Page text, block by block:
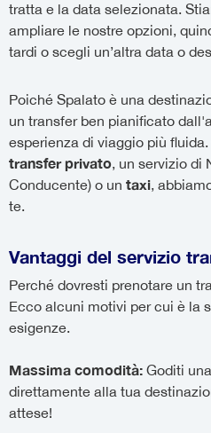
tratta e la data selezionata.
ampliare le nostre opzioni,
tardi o scegli un’altra data o
Poiché Spalato è una
un transfer ben pianificato
esperienza di viaggio più
transfer privato, un servizio di
Conducente) o un taxi,
te.
Vantaggi del servizio
Perché dovresti prenotare un
Ecco alcuni motivi per cui è la
esigenze.
Massima comodità: Goditi
direttamente alla tua
attese!